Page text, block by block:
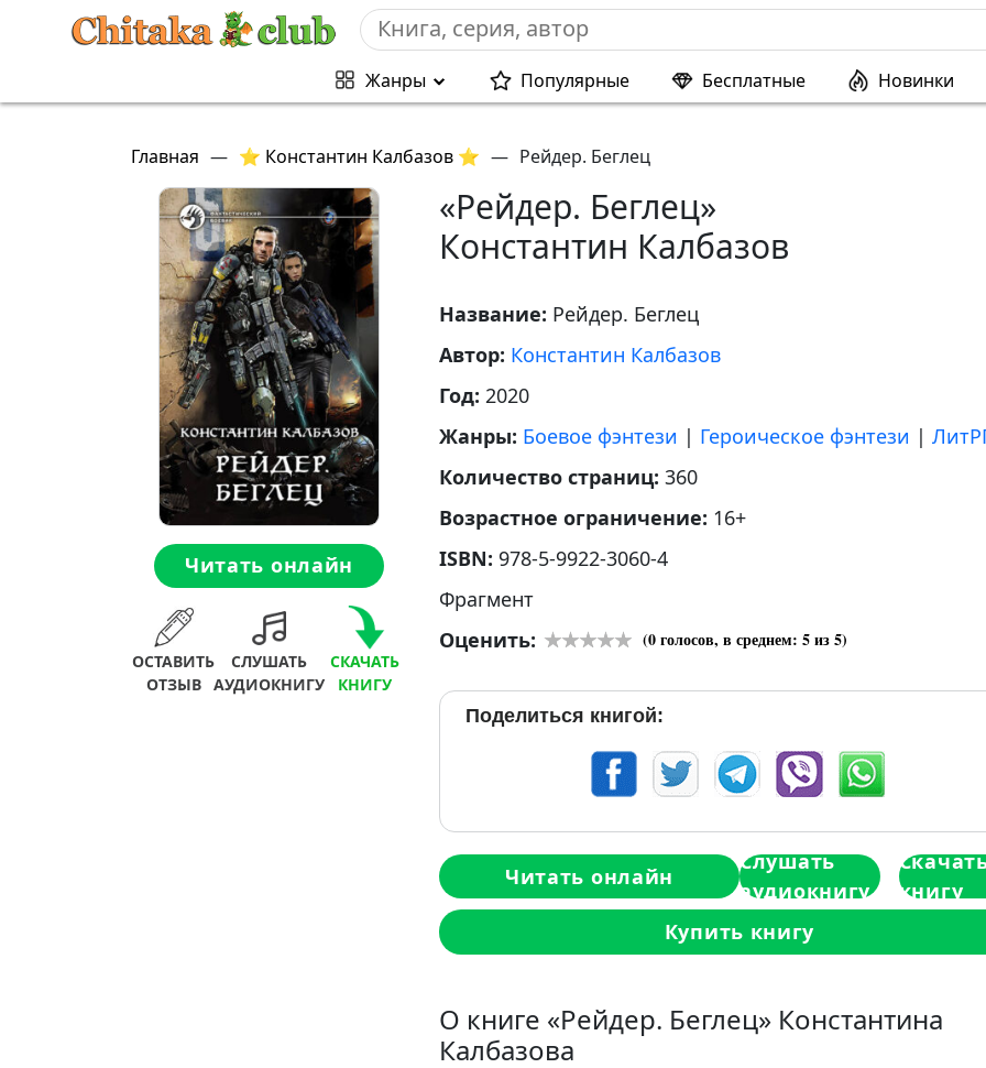
Жанры Популярные Бесплатные Новинки
Главная — ⭐ Константин Калбазов ⭐ — Рейдер. Беглец
Читать онлайн
ОСТАВИТЬ
ОТЗЫВ
СЛУШАТЬ
АУДИОКНИГУ
СКАЧАТЬ
КНИГУ
«Рейдер. Беглец»
Константин Калбазов
Название: Рейдер. Беглец
Автор: Константин Калбазов
Год: 2020
Жанры: Боевое фэнтези | Героическое фэнтези |
Количество страниц: 360
Возрастное ограничение: 16+
ISBN: 978-5-9922-3060-4
Фрагмент
Оценить:
(0голосов, в среднем: 5из 5)
Поделиться книгой:
Читать онлайн
Слушать
аудиокнигу
книгу
Купить книгу
О книге «Рейдер. Беглец» Константина
Калбазова